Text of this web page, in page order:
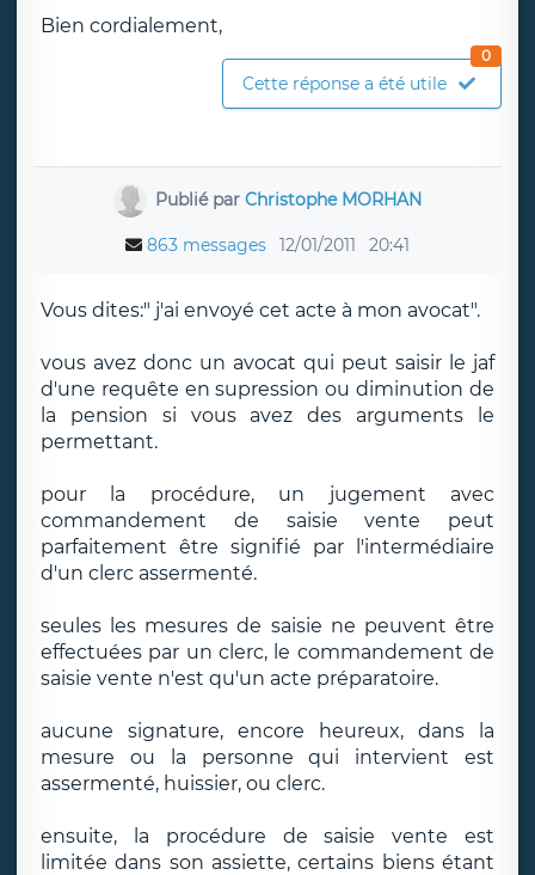
Bien cordialement,
Cette réponse a été utile
0
Publié parChristophe MORHAN
863 messages 12/01/2011 20:41
Vous dites:" j'ai envoyé cet acte à mon avocat".
vous avez donc un avocat qui peut saisir le jaf
d'une requête en supression ou diminution de
la pension si vous avez des arguments le
permettant.
pour la procédure, un jugement avec
commandement de saisie vente peut
parfaitement être signifié par l'intermédiaire
d'un clerc assermenté.
seules les mesures de saisie ne peuvent être
effectuées par un clerc, le commandement de
saisie vente n'est qu'un acte préparatoire.
aucune signature, encore heureux, dans la
mesure ou la personne qui intervient est
assermenté, huissier, ou clerc.
ensuite, la procédure de saisie vente est
limitée dans son assiette, certains biens étant